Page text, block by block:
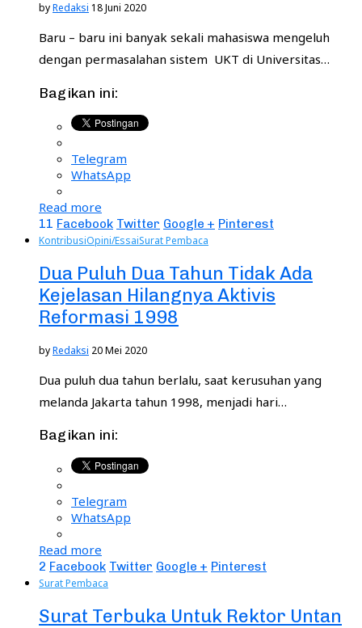
byRedaksi 18 Juni 2020
Baru – baru ini banyak sekali mahasiswa mengeluh
dengan permasalahan sistem UKT di Universitas…
Bagikan ini:
Telegram
WhatsApp
Read more
11 Facebook Twitter Google + Pinterest
KontribusiOpini/EssaiSurat Pembaca
Dua Puluh Dua Tahun Tidak Ada
Kejelasan Hilangnya Aktivis
Reformasi 1998
byRedaksi 20 Mei 2020
Dua puluh dua tahun berlalu, saat kerusuhan yang
melanda Jakarta tahun 1998, menjadi hari…
Bagikan ini:
Telegram
WhatsApp
Read more
2 Facebook Twitter Google + Pinterest
Surat Pembaca
Surat Terbuka Untuk Rektor Untan